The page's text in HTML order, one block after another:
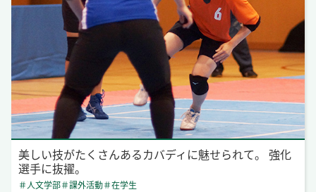
美しい技がたくさんあるカバディに魅せられて。 強化
選手に抜擢。
＃人文学部＃課外活動＃在学生